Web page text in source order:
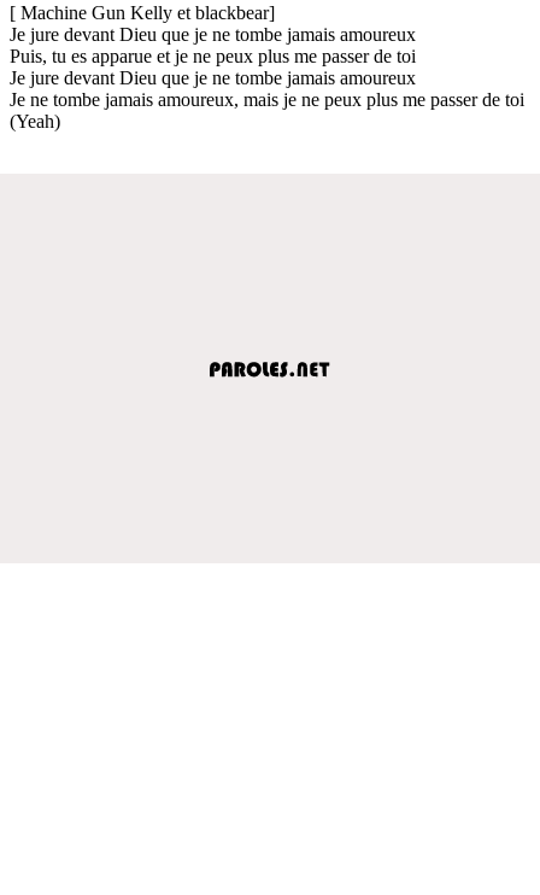
[ Machine Gun Kelly et blackbear]
Je jure devant Dieu que je ne tombe jamais amoureux
Puis, tu es apparue et je ne peux plus me passer de toi
Je jure devant Dieu que je ne tombe jamais amoureux
Je ne tombe jamais amoureux, mais je ne peux plus me passer de toi
(Yeah)